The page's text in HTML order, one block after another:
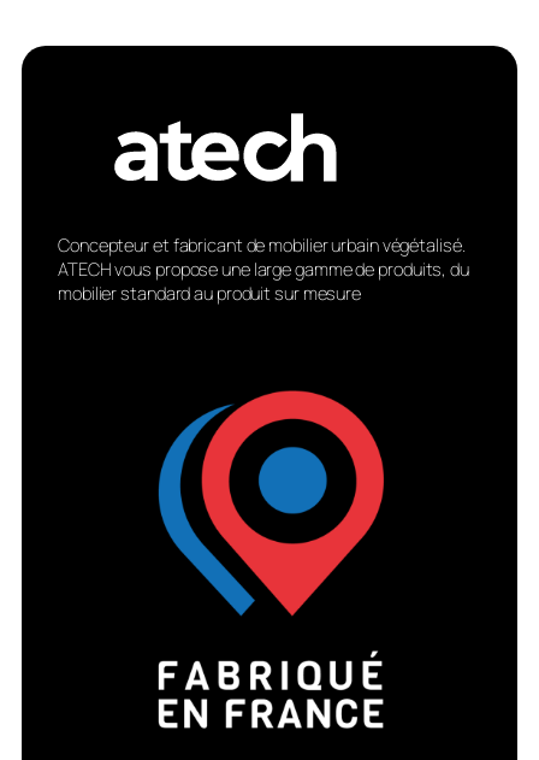
Concepteur et fabricant de mobilier urbain végétalisé.
ATECH vous propose une large gamme de produits, du
mobilier standard au produit sur mesure